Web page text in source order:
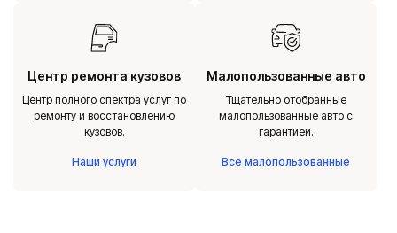
Центр ремонта кузовов
Центр полного спектра услуг по
ремонту и восстановлению
кузовов.
Наши услуги
Малопользованные авто
Тщательно отобранные
малопользованные авто с
гарантией.
Все малопользованные